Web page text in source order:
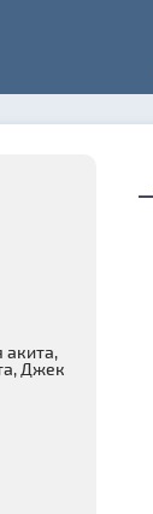
акита,
Джек